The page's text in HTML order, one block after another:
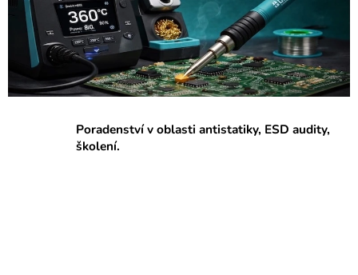
c
o
Poradenství v oblasti antistatiky, ESD audity,
školení.